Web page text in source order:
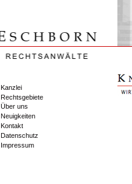
Kanzlei
Rechtsgebiete
Über uns
Neuigkeiten
Kontakt
Datenschutz
Impressum